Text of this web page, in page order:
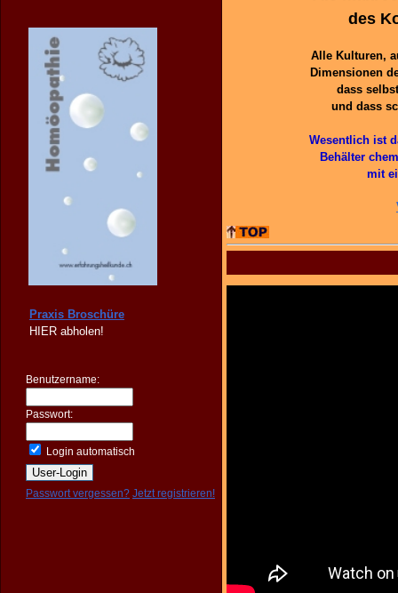
Praxis Broschüre
HIER abholen!
Benutzername:
Passwort:
Login automatisch
Passwort vergessen? Jetzt registrieren!
des
Alle Kulturen,
Dimensionen
dass
und dass
Wesentlich ist
Behälter
mit